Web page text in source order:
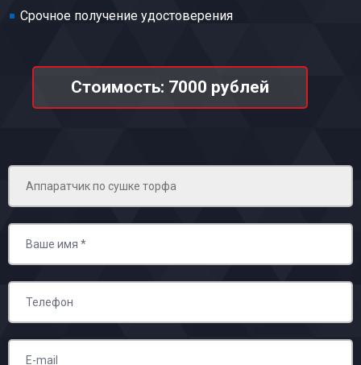
Срочное получение удостоверения
Стоимость: 7000 рублей